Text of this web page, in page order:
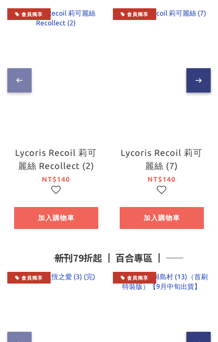
會員獨享
Lycoris Recoil 莉可
麗絲 Recollect (2)
NT$140
加入購物車
會員獨享
Lycoris Recoil 莉可
麗絲 (7)
NT$140
加入購物車
―― 新刊79折起 ┃ 百合專區 ┃ ――
會員獨享 會員獨享